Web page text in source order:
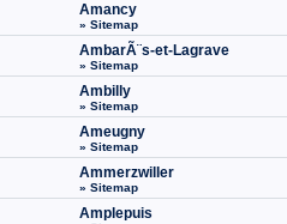
Amancy
» Sitemap
AmbarÃ¨s-et-Lagrave
» Sitemap
Ambilly
» Sitemap
Ameugny
» Sitemap
Ammerzwiller
» Sitemap
Amplepuis